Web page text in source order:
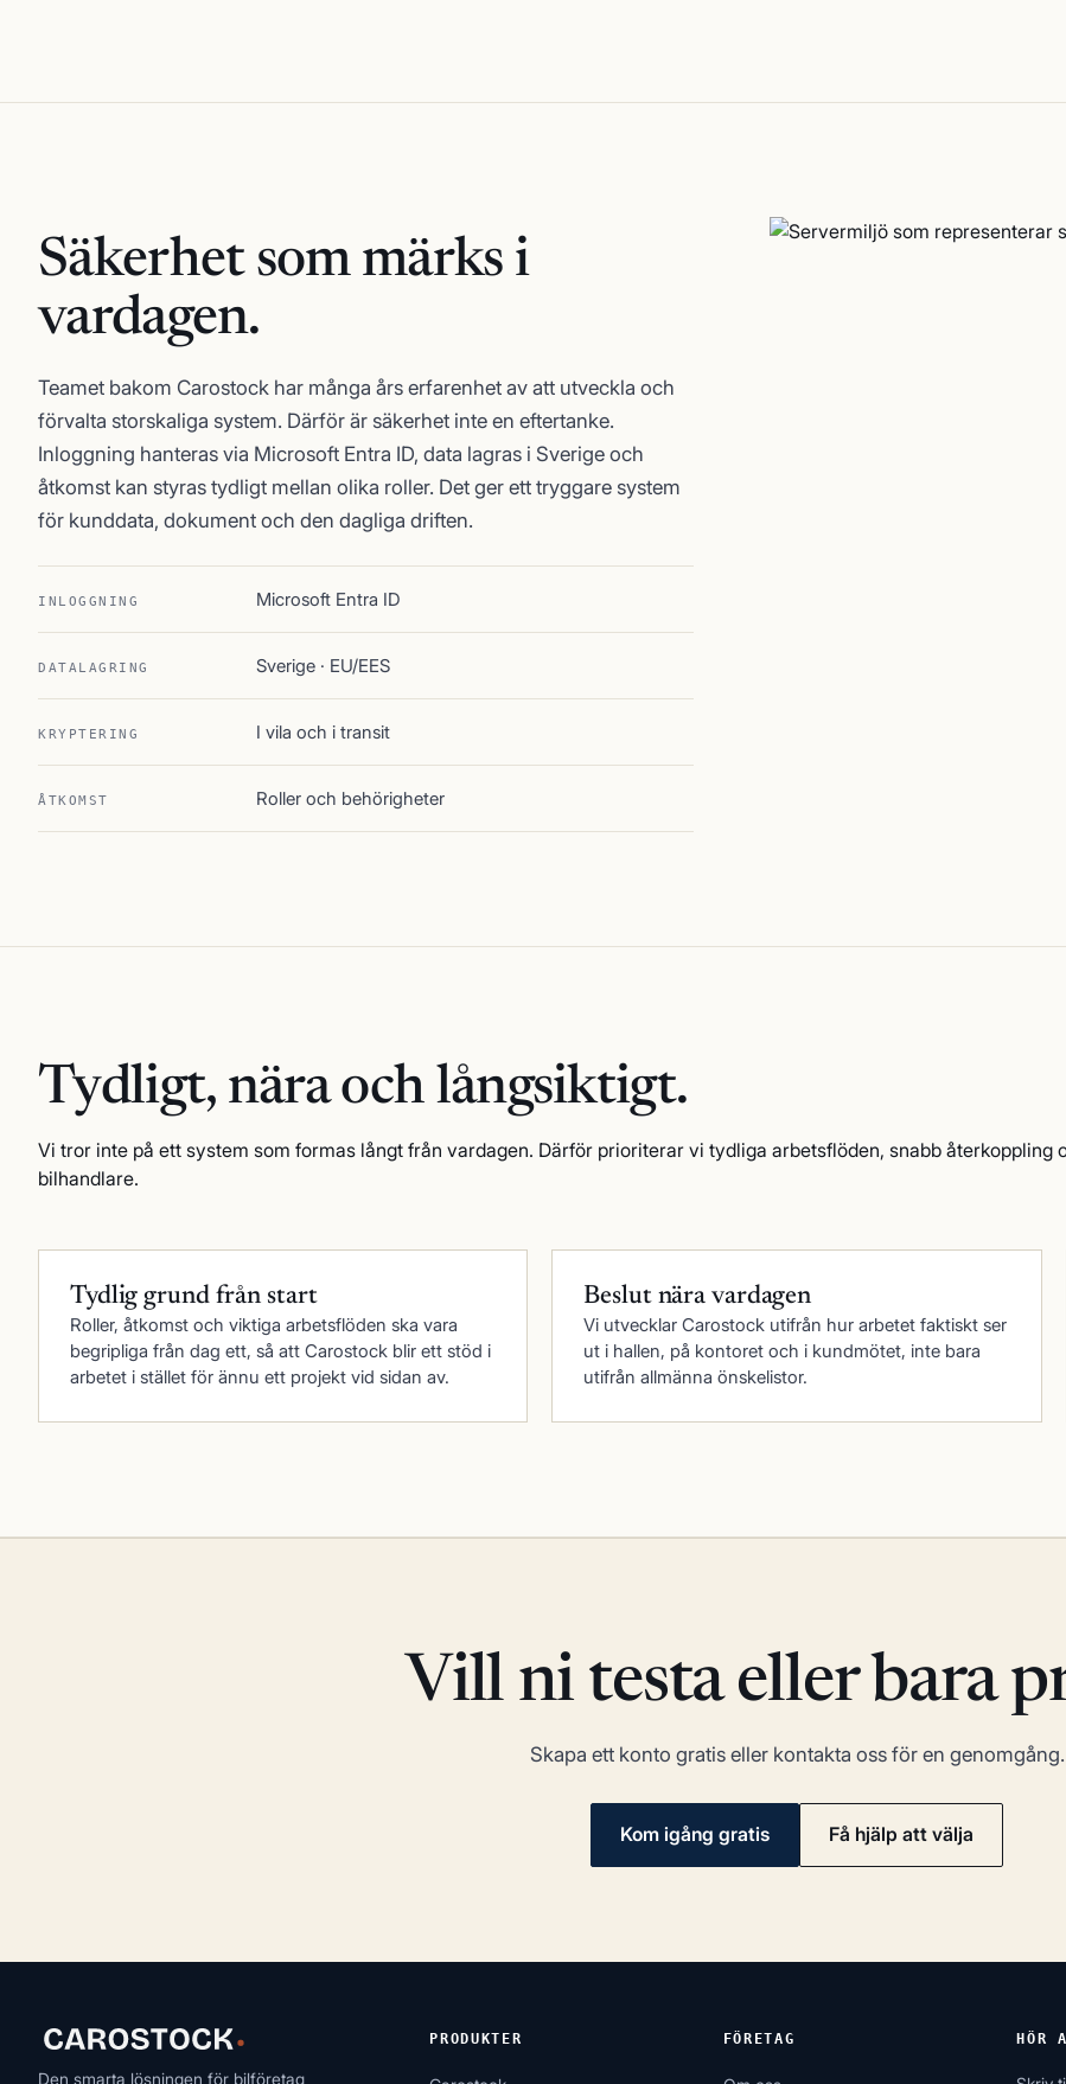
Säkerhet som märks i
vardagen.
Teamet bakom Carostock har många års erfarenhet av att utveckla och
förvalta storskaliga system. Därför är säkerhet inte en eftertanke.
Inloggning hanteras via Microsoft Entra ID, data lagras i Sverige och
åtkomst kan styras tydligt mellan olika roller. Det ger ett tryggare system
för kunddata, dokument och den dagliga driften.
INLOGGNING Microsoft Entra ID
DATALAGRING Sverige · EU/EES
KRYPTERING I vila och i transit
ÅTKOMST Roller och behörigheter
Tydligt, nära och långsiktigt.
Vi tror inte på ett system som formas långt från vardagen. Därför prioriterar vi tydliga arbetsflöden, snabb
bilhandlare.
Tydlig grund från start
Roller, åtkomst och viktiga arbetsflöden ska vara
begripliga från dag ett, så att Carostock blir ett stöd i
arbetet i stället för ännu ett projekt vid sidan av.
Beslut nära vardagen
Vi utvecklar Carostock utifrån hur arbetet faktiskt ser
ut i hallen, på kontoret och i kundmötet, inte bara
utifrån allmänna önskelistor.
Vill ni testa eller bara
Skapa ett konto gratis eller kontakta oss för en genomgång.
Kom igång gratis Få hjälp att välja
Den smarta lösningen för bilföretag
PRODUKTER FÖRETAG HÖR